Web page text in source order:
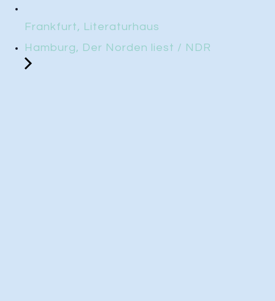
Frankfurt, Literaturhaus
Hamburg, Der Norden liest / NDR